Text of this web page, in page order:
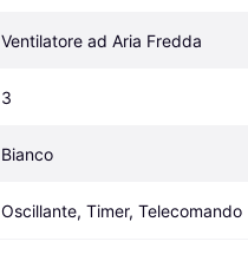
Ventilatore ad Aria Fredda
3
Bianco
Oscillante, Timer, Telecomando